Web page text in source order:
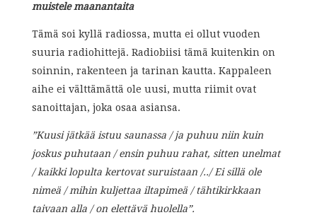
muistele maanantaita
Tämä soi kyllä radiossa, mutta ei ollut vuoden
suuria radiohittejä. Radiobiisi tämä kuitenkin on
soinnin, rakenteen ja tarinan kautta. Kappaleen
aihe ei välttämättä ole uusi, mutta riimit ovat
sanoittajan, joka osaa asiansa.
”Kuusi jätkää istuu saunassa / ja puhuu niin kuin
joskus puhutaan / ensin puhuu rahat, sitten unelmat
/ kaikki lopulta kertovat suruistaan /../ Ei sillä ole
nimeä / mihin kuljettaa iltapimeä / tähtikirkkaan
taivaan alla / on elettävä huolella”.